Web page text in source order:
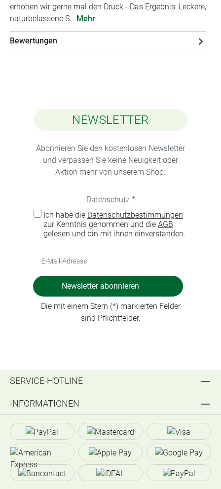
erhöhen wir gerne mal den Druck - Das Ergebnis: Leckere,
naturbelassene S… Mehr
Bewertungen
NEWSLETTER
Abonnieren Sie den kostenlosen Newsletter
und verpassen Sie keine Neuigkeit oder
Aktion mehr von unserem Shop.
Datenschutz *
Ich habe die Datenschutzbestimmungen
zur Kenntnis genommen und die AGB
gelesen und bin mit ihnen einverstanden.
Newsletter abonnieren
Die mit einem Stern (*) markierten Felder
sind Pflichtfelder.
SERVICE-HOTLINE
INFORMATIONEN